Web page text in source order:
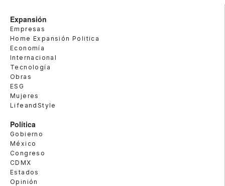
Expansión
Empresas
Home Expansión Politica
Economía
Internacional
Tecnología
Obras
ESG
Mujeres
LifeandStyle
Política
Gobierno
México
Congreso
CDMX
Estados
Opinión